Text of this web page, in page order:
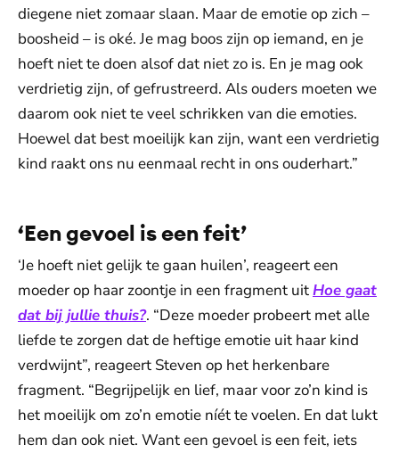
diegene niet zomaar slaan. Maar de emotie op zich –
boosheid – is oké. Je mag boos zijn op iemand, en je
hoeft niet te doen alsof dat niet zo is. En je mag ook
verdrietig zijn, of gefrustreerd. Als ouders moeten we
daarom ook niet te veel schrikken van die emoties.
Hoewel dat best moeilijk kan zijn, want een verdrietig
kind raakt ons nu eenmaal recht in ons ouderhart.”
‘Een gevoel is een feit’
‘Je hoeft niet gelijk te gaan huilen’, reageert een
moeder op haar zoontje in een fragment uitHoe gaat
dat bij jullie thuis?. “Deze moeder probeert met alle
liefde te zorgen dat de heftige emotie uit haar kind
verdwijnt”, reageert Steven op het herkenbare
fragment. “Begrijpelijk en lief, maar voor zo’n kind is
het moeilijk om zo’n emotie níét te voelen. En dat lukt
hem dan ook niet. Want een gevoel is een feit, iets